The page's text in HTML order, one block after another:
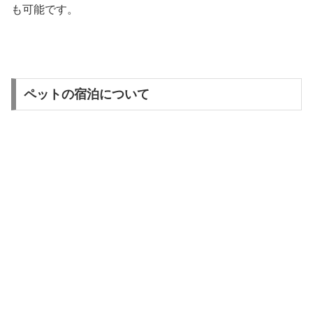
も可能です。
ペットの宿泊について